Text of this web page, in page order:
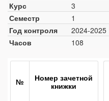
Курс
3
Семестр
1
Год контроля
2024-2025
Часов
108
№
Номер зачетной
книжки